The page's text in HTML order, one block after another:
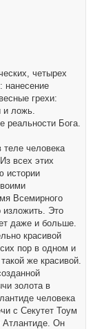
четырех
нанесение
грехи:
и ложь.
реальности Бога.
человека
всех этих
истории
Всемирного
изложить. Это
даже и больше.
красивой
пор в одном и
же красивой.
золота в
человека
с Секутет Тоум
Атлантиде. Он